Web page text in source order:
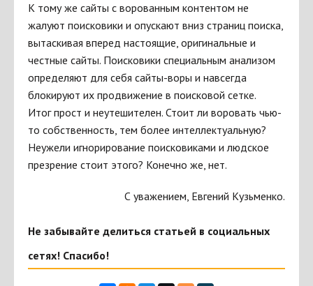
К тому же сайты с ворованным контентом не
жалуют поисковики и опускают вниз страниц поиска,
вытаскивая вперед настоящие, оригинальные и
честные сайты. Поисковики специальным анализом
определяют для себя сайты-воры и навсегда
блокируют их продвижение в поисковой сетке.
Итог прост и неутешителен. Стоит ли воровать чью-
то собственность, тем более интеллектуальную?
Неужели игнорирование поисковиками и людское
презрение стоит этого? Конечно же, нет.
С уважением, Евгений Кузьменко.
Не забывайте делиться статьей в социальных
сетях! Спасибо!